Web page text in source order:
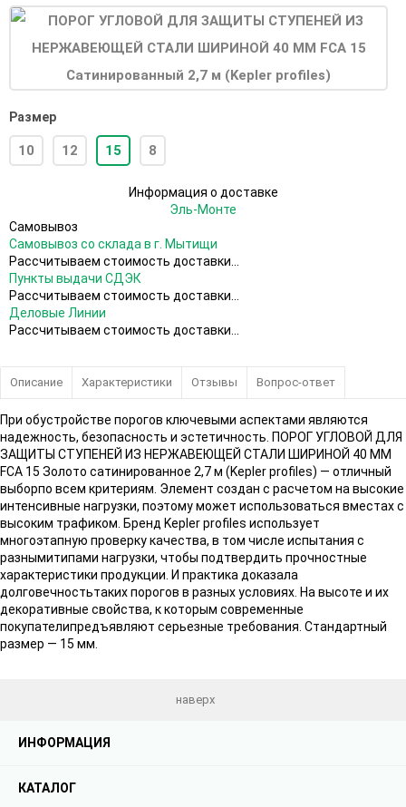
Размер
10 12 15 8
Информация о доставке
Эль-Монте
Самовывоз
Самовывоз со склада в г. Мытищи
Рассчитываем стоимость доставки...
Пункты выдачи СДЭК
Рассчитываем стоимость доставки...
Деловые Линии
Рассчитываем стоимость доставки...
Описание Характеристики Отзывы Вопрос-ответ
При обустройстве порогов ключевыми аспектами являются
надежность, безопасность и эстетичность. ПОРОГ УГЛОВОЙ ДЛЯ
ЗАЩИТЫ СТУПЕНЕЙ ИЗ НЕРЖАВЕЮЩЕЙ СТАЛИ ШИРИНОЙ 40 ММ
FCA 15 Золото сатинированное 2,7 м (Kepler profiles) — отличный
выборпо всем критериям. Элемент создан с расчетом на высокие
интенсивные нагрузки, поэтому может использоваться вместах с
высоким трафиком. Бренд Kepler profiles использует
многоэтапную проверку качества, в том числе испытания с
разнымитипами нагрузки, чтобы подтвердить прочностные
характеристики продукции. И практика доказала
долговечностьтаких порогов в разных условиях. На высоте и их
декоративные свойства, к которым современные
покупателипредъявляют серьезные требования. Стандартный
размер — 15 мм.
наверх
ИНФОРМАЦИЯ
КАТАЛОГ